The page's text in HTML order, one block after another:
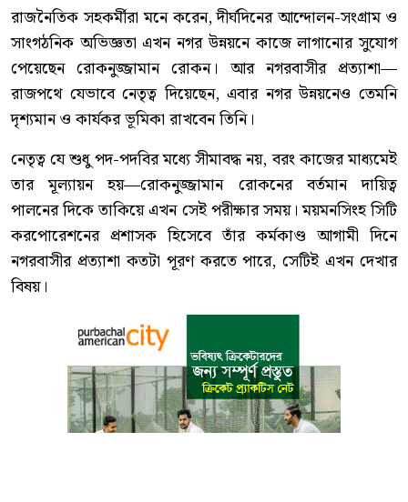
রাজনৈতিক সহকর্মীরা মনে করেন, দীর্ঘদিনের আন্দোলন-সংগ্রাম ও
সাংগঠনিক অভিজ্ঞতা এখন নগর উন্নয়নে কাজে লাগানোর সুযোগ
পেয়েছেন রোকনুজ্জামান রোকন। আর নগরবাসীর প্রত্যাশা—
রাজপথে যেভাবে নেতৃত্ব দিয়েছেন, এবার নগর উন্নয়নেও তেমনি
দৃশ্যমান ও কার্যকর ভূমিকা রাখবেন তিনি।
নেতৃত্ব যে শুধু পদ-পদবির মধ্যে সীমাবদ্ধ নয়, বরং কাজের মাধ্যমেই
তার মূল্যায়ন হয়—রোকনুজ্জামান রোকনের বর্তমান দায়িত্ব
পালনের দিকে তাকিয়ে এখন সেই পরীক্ষার সময়। ময়মনসিংহ সিটি
করপোরেশনের প্রশাসক হিসেবে তাঁর কর্মকাণ্ড আগামী দিনে
নগরবাসীর প্রত্যাশা কতটা পূরণ করতে পারে, সেটিই এখন দেখার
বিষয়।